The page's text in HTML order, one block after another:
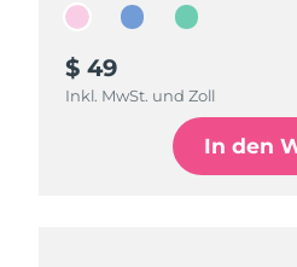
$ 49
Inkl. MwSt. und Zoll
In den
$ 49
Inkl. MwSt. und Zoll
In den
$ 49
Inkl. MwSt. und Zoll
In den